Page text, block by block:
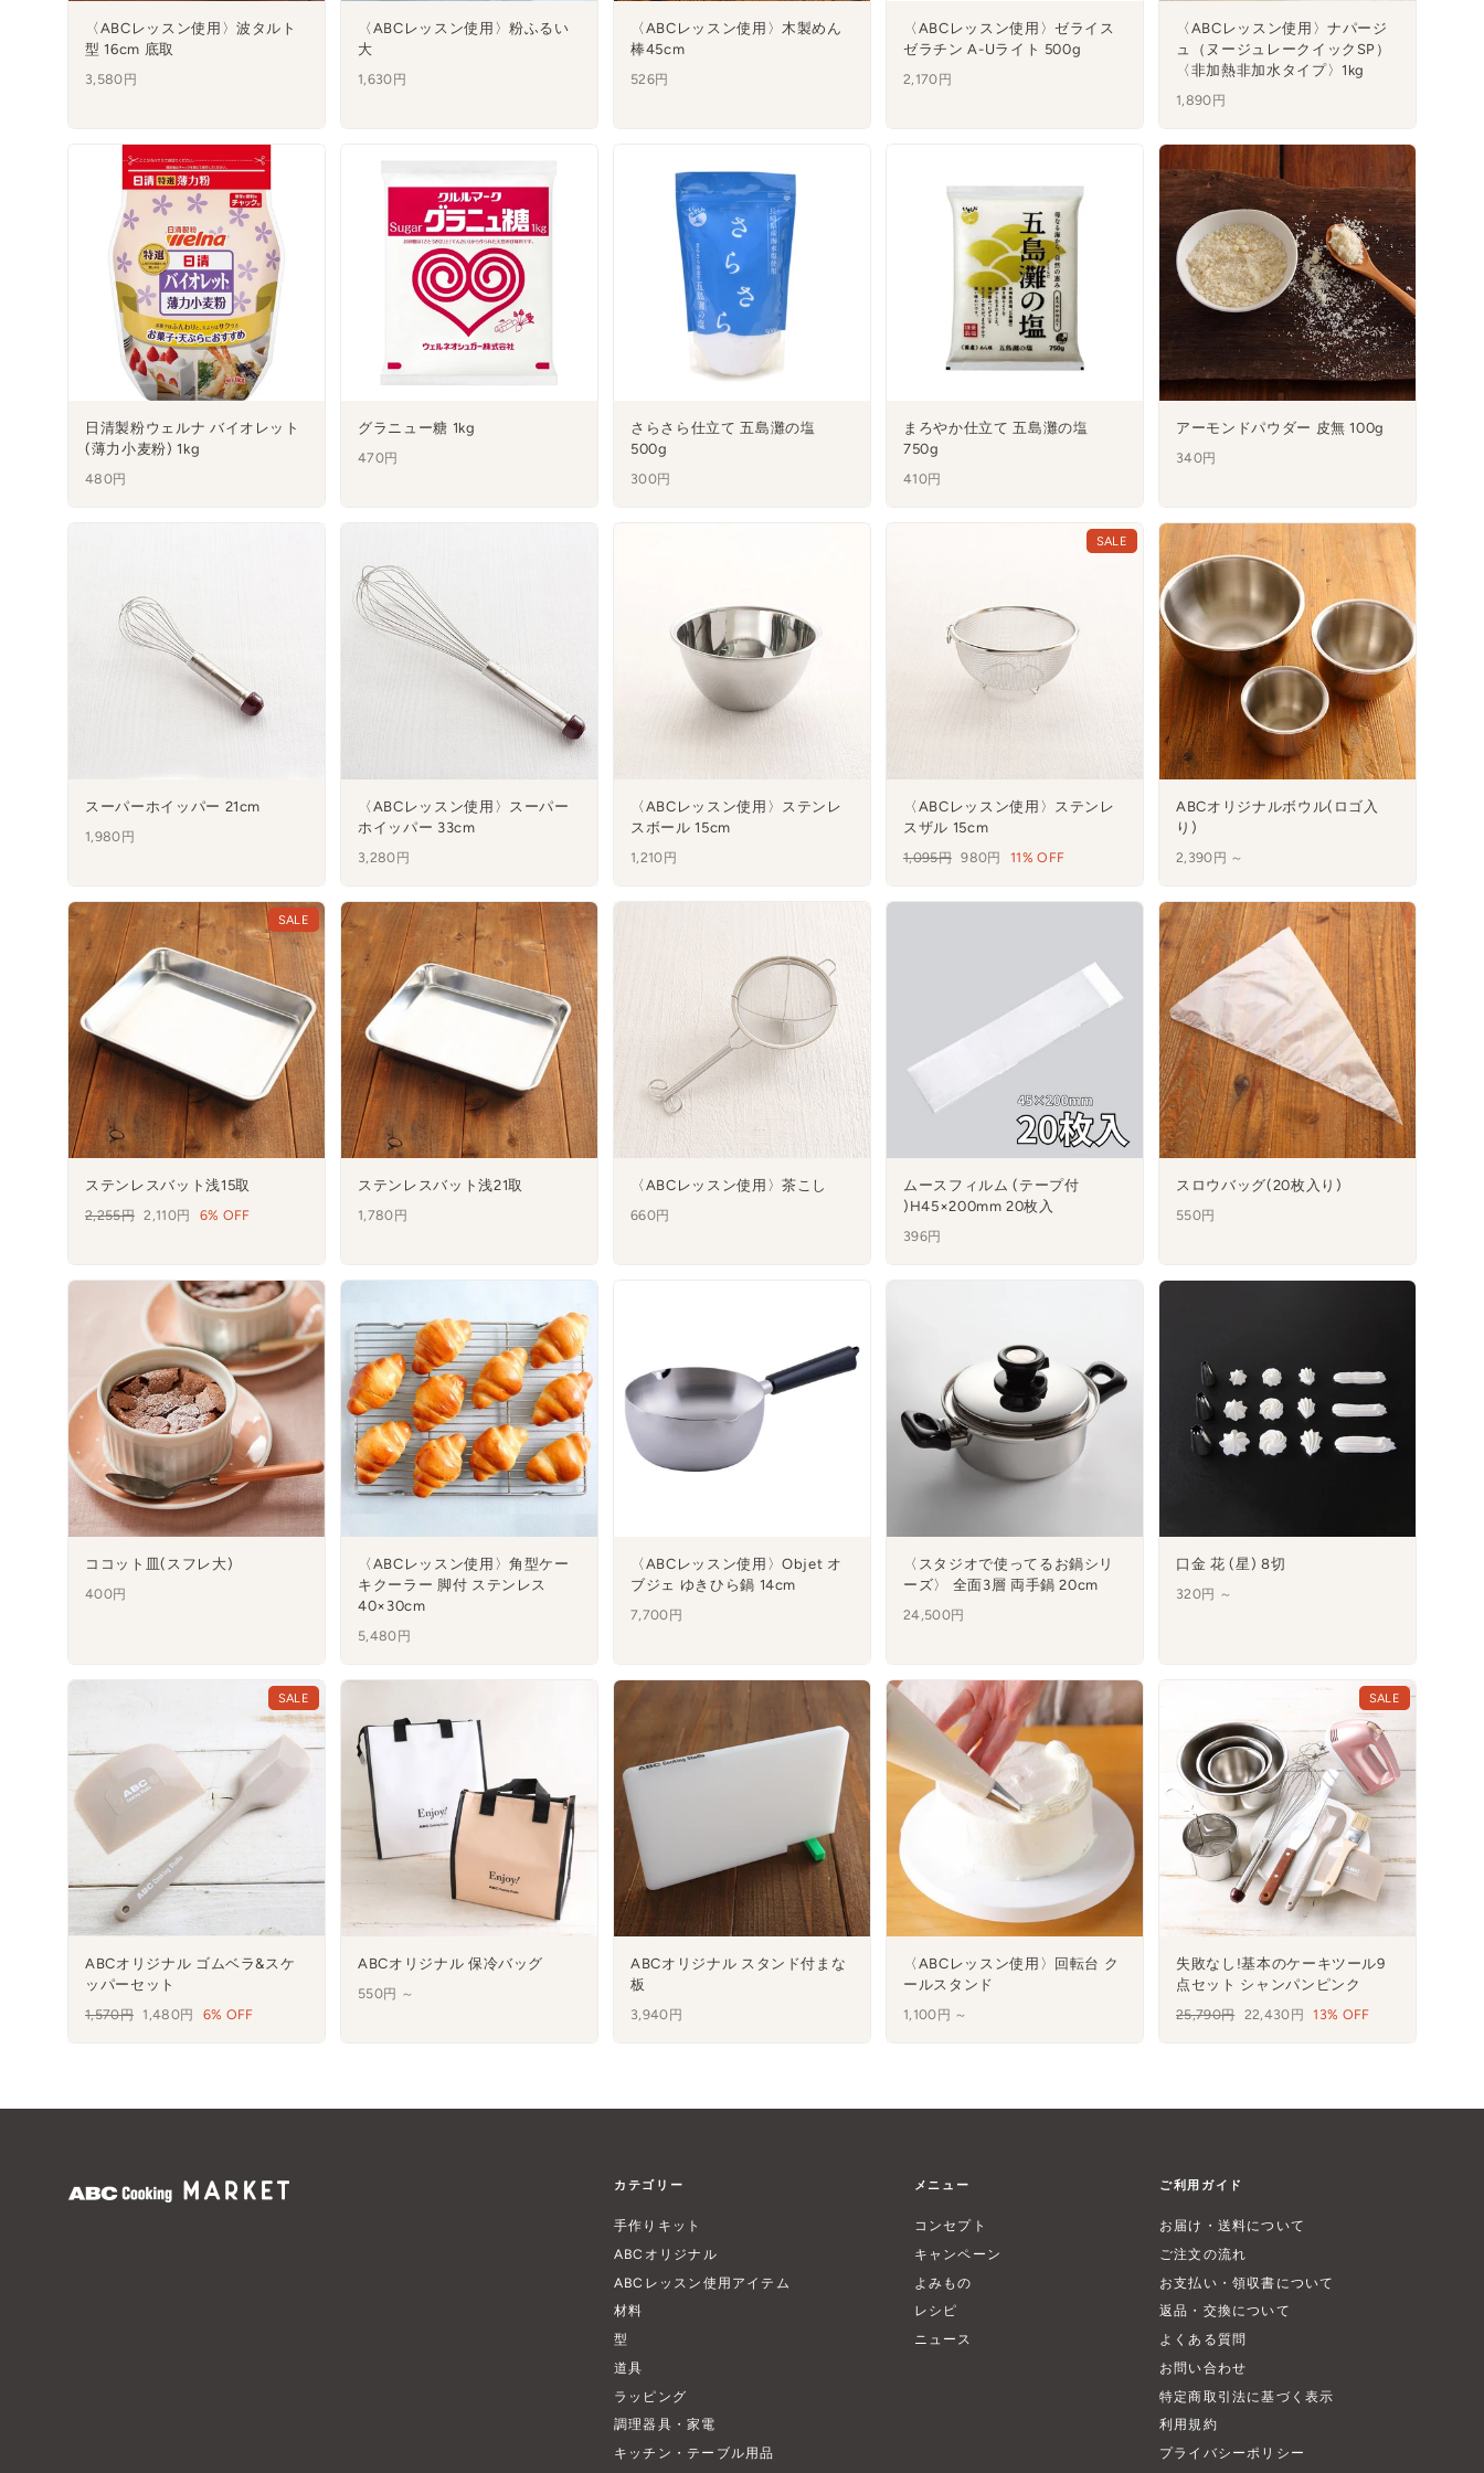
〈ABCレッスン使用〉波タルト
型 16cm 底取
3,580円
〈ABCレッスン使用〉粉ふるい
大
1,630円
〈ABCレッスン使用〉木製めん
棒45cm
526円
〈ABCレッスン使用〉ゼライス
ゼラチン A-Uライト 500g
2,170円
〈ABCレッスン使用〉ナパージ
ュ（ヌージュレークイックSP）
〈非加熱非加水タイプ〉1kg
1,890円
日清製粉ウェルナ バイオレット
(薄力小麦粉) 1kg
480円
グラニュー糖 1kg
470円
さらさら仕立て 五島灘の塩
500g
300円
まろやか仕立て 五島灘の塩
750g
410円
アーモンドパウダー 皮無 100g
340円
スーパーホイッパー 21cm
1,980円
〈ABCレッスン使用〉スーパー
ホイッパー 33cm
3,280円
〈ABCレッスン使用〉ステンレ
スボール 15cm
1,210円
SALE
〈ABCレッスン使用〉ステンレ
スザル 15cm
通
価
1,095円 セ
ル
980円 11% OFF
ABCオリジナルボウル(ロゴ入
り)
2,390円 ～
SALE
ステンレスバット浅15取
通
格
2,255円 セ
2,110円 6% OFF
ステンレスバット浅21取
1,780円
〈ABCレッスン使用〉茶こし
660円
ムースフィルム (テープ付
)H45×200mm 20枚入
396円
スロウバッグ(20枚入り)
550円
ココット皿(スフレ大)
400円
〈ABCレッスン使用〉角型ケー
キクーラー 脚付 ステンレス
40×30cm
5,480円
〈ABCレッスン使用〉Objet オ
ブジェ ゆきひら鍋 14cm
7,700円
〈スタジオで使ってるお鍋シリ
ーズ〉 全面3層 両手鍋 20cm
24,500円
口金 花 (星) 8切
320円 ～
SALE
ABCオリジナル ゴムベラ&スケ
ッパーセット
通
1,570円
セ
1,480円 6% OFF
ABCオリジナル 保冷バッグ
550円 ～
ABCオリジナル スタンド付まな
板
3,940円
〈ABCレッスン使用〉回転台 ク
ールスタンド
1,100円 ～
SALE
失敗なし!基本のケーキツール9
点セット シャンパンピンク
通
25,790円 セ
22,430円 13% OFF
カテゴリー
手作りキット
ABCオリジナル
ABCレッスン使用アイテム
材料
型
道具
ラッピング
調理器具・家電
キッチン・テーブル用品
メニュー
コンセプト
キャンペーン
よみもの
レシピ
ニュース
ご利用ガイド
お届け・送料について
ご注文の流れ
お支払い・領収書について
返品・交換について
よくある質問
お問い合わせ
特定商取引法に基づく表示
利用規約
プライバシーポリシー